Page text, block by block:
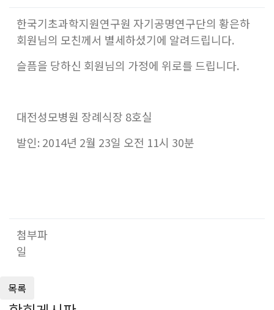
한국기초과학지원연구원 자기공명연구단의 황은하
회원님의 모친께서 별세하셨기에 알려드립니다.
슬픔을 당하신 회원님의 가정에 위로를 드립니다.
대전성모병원 장례식장 8호실
발인: 2014년 2월 23일 오전 11시 30분
첨부파
일